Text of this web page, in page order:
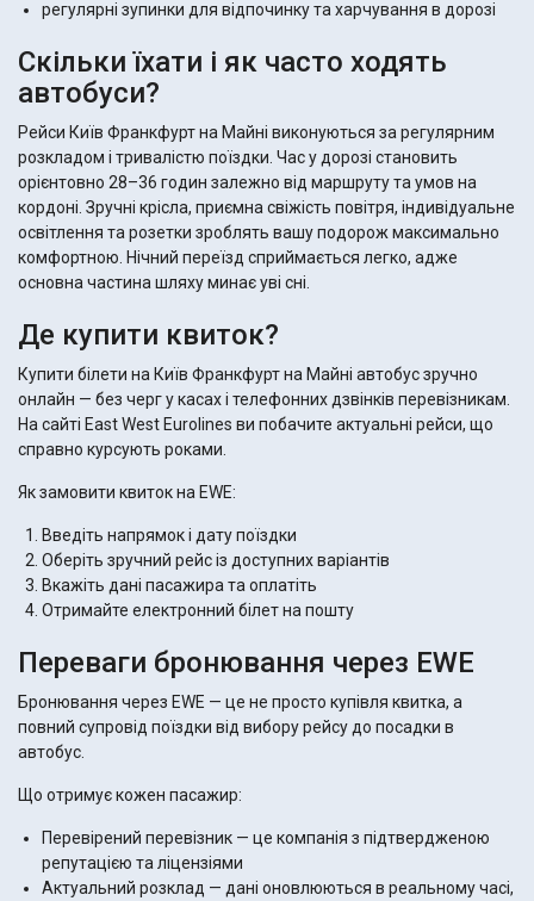
регулярні зупинки для відпочинку та харчування в дорозі
Скільки їхати і як часто ходять
автобуси?
Рейси Київ Франкфурт на Майні виконуються за регулярним
розкладом і тривалістю поїздки. Час у дорозі становить
орієнтовно 28–36 годин залежно від маршруту та умов на
кордоні. Зручні крісла, приємна свіжість повітря, індивідуальне
освітлення та розетки зроблять вашу подорож максимально
комфортною. Нічний переїзд сприймається легко, адже
основна частина шляху минає уві сні.
Де купити квиток?
Купити білети на Київ Франкфурт на Майні автобус зручно
онлайн — без черг у касах і телефонних дзвінків перевізникам.
На сайті East West Eurolines ви побачите актуальні рейси, що
справно курсують роками.
Як замовити квиток на EWE:
Введіть напрямок і дату поїздки
Оберіть зручний рейс із доступних варіантів
Вкажіть дані пасажира та оплатіть
Отримайте електронний білет на пошту
Переваги бронювання через EWE
Бронювання через EWE — це не просто купівля квитка, а
повний супровід поїздки від вибору рейсу до посадки в
автобус.
Що отримує кожен пасажир:
Перевірений перевізник — це компанія з підтвердженою
репутацією та ліцензіями
Актуальний розклад — дані оновлюються в реальному часі,